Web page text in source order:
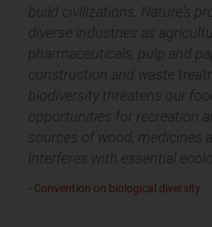
build civilizations. Nature’s
diverse industries as
pharmaceuticals, pulp and
construction and waste
biodiversity threatens our
opportunities for recreation
sources of wood, medicines
interferes with essential
- Convention on biological diversity